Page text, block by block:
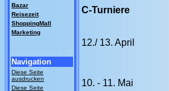
Bazar
Reisezeit
ShoppingMall
Marketing
Navigation
Diese Seite
ausdrucken
Diese Seite
C-Turniere
12./ 13. April
10. - 11. Mai